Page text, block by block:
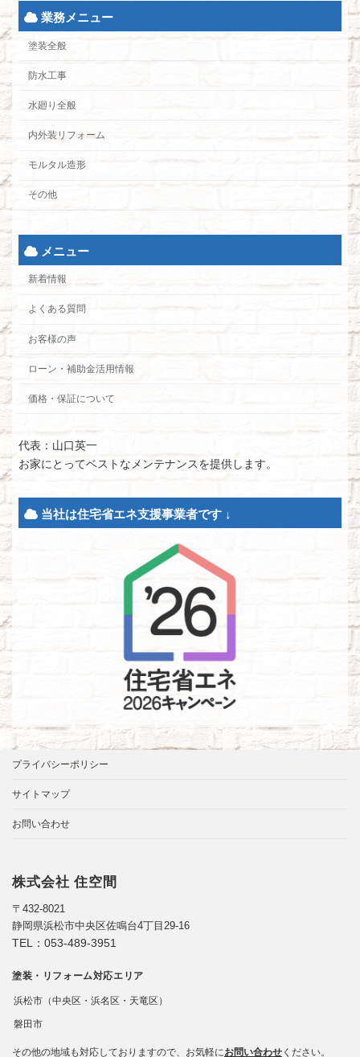
業務メニュー
塗装全般
防水工事
水廻り全般
内外装リフォーム
モルタル造形
その他
メニュー
新着情報
よくある質問
お客様の声
ローン・補助金活用情報
価格・保証について
代表：山口英一
お家にとってベストなメンテナンスを提供します。
当社は住宅省エネ支援事業者です ↓
プライバシーポリシー
サイトマップ
お問い合わせ
株式会社 住空間
〒432-8021
静岡県浜松市中央区佐鳴台4丁目29-16
TEL： 053-489-3951
塗装・リフォーム対応エリア
浜松市（中央区・浜名区・天竜区）
磐田市
その他の地域も対応しておりますので、お気軽にお問い合わせ ください。